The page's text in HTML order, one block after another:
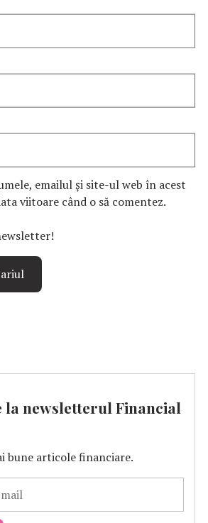
emailul și site-ul web în acest
viitoare când o să comentez.
la newsletterul Financial
bune articole financiare.